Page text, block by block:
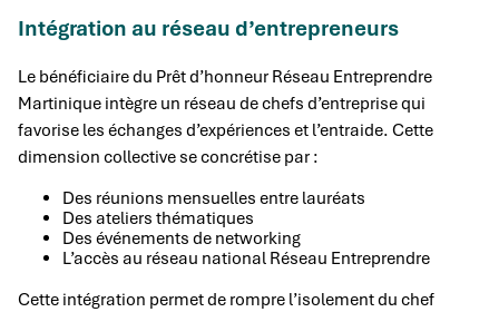
Intégration au réseau d’entrepreneurs
Le bénéficiaire du Prêt d’honneur Réseau Entreprendre
Martinique intègre un réseau de chefs d’entreprise qui
favorise les échanges d’expériences et l’entraide. Cette
dimension collective se concrétise par :
Des réunions mensuelles entre lauréats
Des ateliers thématiques
Des événements de networking
L’accès au réseau national Réseau Entreprendre
Cette intégration permet de rompre l’isolement du chef